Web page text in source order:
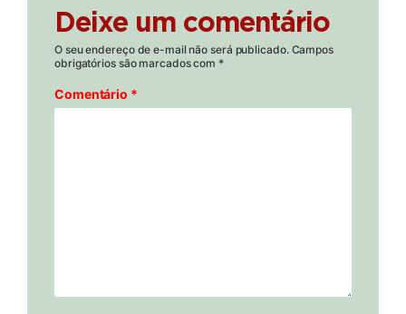
Deixe um comentário
O seu endereço de e-mail não será publicado. Campos
obrigatórios são marcados com *
Comentário *